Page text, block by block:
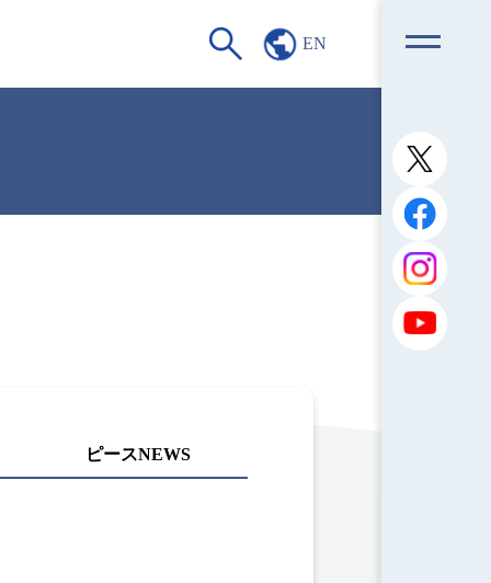
EN
ピースNEWS